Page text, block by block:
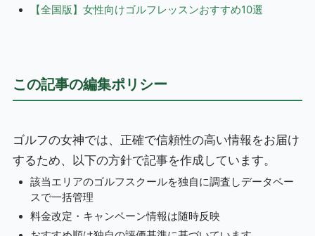
【全国版】女性向けゴルフレッスンおすすめ10選
この記事の編集ポリシー
ゴルフの女神では、正確で信頼性の高い情報をお届け
するため、以下の方針で記事を作成しています。
該当エリアのゴルフスクールを独自に調査しデータベー
スで一括管理
料金改定・キャンペーン情報は随時反映